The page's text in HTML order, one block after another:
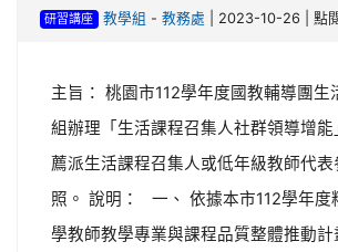
研習講座 教學組 - 教務處 | 2023-10-26 | 點
主旨： 桃園市112學年度國教輔導團生
組辦理「生活課程召集人社群領導增
薦派生活課程召集人或低年級教師代表
照。 說明： 一、 依據本市112學年度
學教師教學專業與課程品質整體推動計